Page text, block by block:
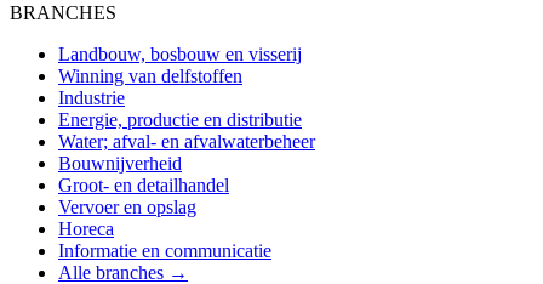
BRANCHES
Landbouw, bosbouw en visserij
Winning van delfstoffen
Industrie
Energie, productie en distributie
Water; afval- en afvalwaterbeheer
Bouwnijverheid
Groot- en detailhandel
Vervoer en opslag
Horeca
Informatie en communicatie
Alle branches →